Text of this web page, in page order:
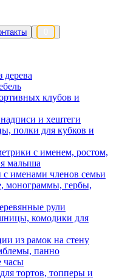
клубов и
и хештеги
полки для кубков и
с именем, ростом,
малыша
именами членов семьи
монограммы, гербы,
рули
комодики для
из рамок на стену
панно
часы
тортов, топперы и